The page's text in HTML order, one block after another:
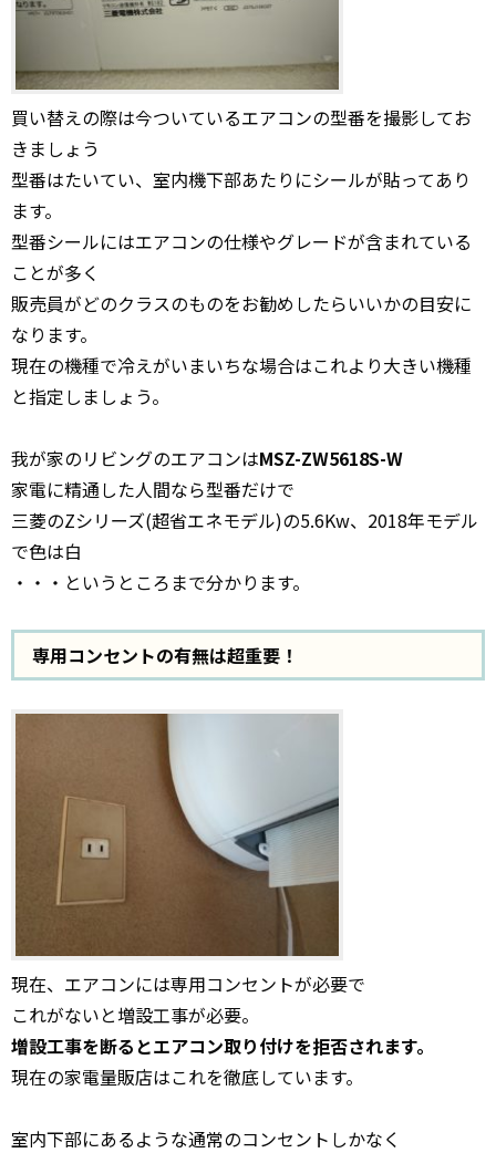
買い替えの際は今ついているエアコンの型番を撮影してお
きましょう
型番はたいてい、室内機下部あたりにシールが貼ってあり
ます。
型番シールにはエアコンの仕様やグレードが含まれている
ことが多く
販売員がどのクラスのものをお勧めしたらいいかの目安に
なります。
現在の機種で冷えがいまいちな場合はこれより大きい機種
と指定しましょう。
我が家のリビングのエアコンはMSZ-ZW5618S-W
家電に精通した人間なら型番だけで
三菱のZシリーズ(超省エネモデル)の5.6Kw、2018年モデル
で色は白
・・・というところまで分かります。
専用コンセントの有無は超重要！
現在、エアコンには専用コンセントが必要で
これがないと増設工事が必要。
増設工事を断るとエアコン取り付けを拒否されます。
現在の家電量販店はこれを徹底しています。
室内下部にあるような通常のコンセントしかなく